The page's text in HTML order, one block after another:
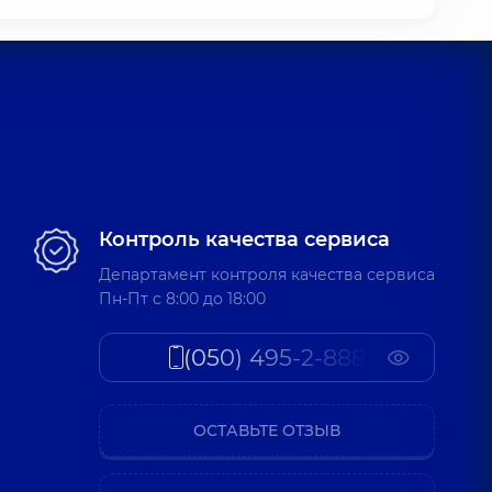
Контроль качества сервиса
Департамент контроля качества сервиса
Пн-Пт c 8:00 до 18:00
(050) 495-2-888
ОСТАВЬТЕ ОТЗЫВ